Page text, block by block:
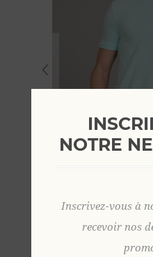
NOTRE
Inscrivez-vous à
recevoir nos